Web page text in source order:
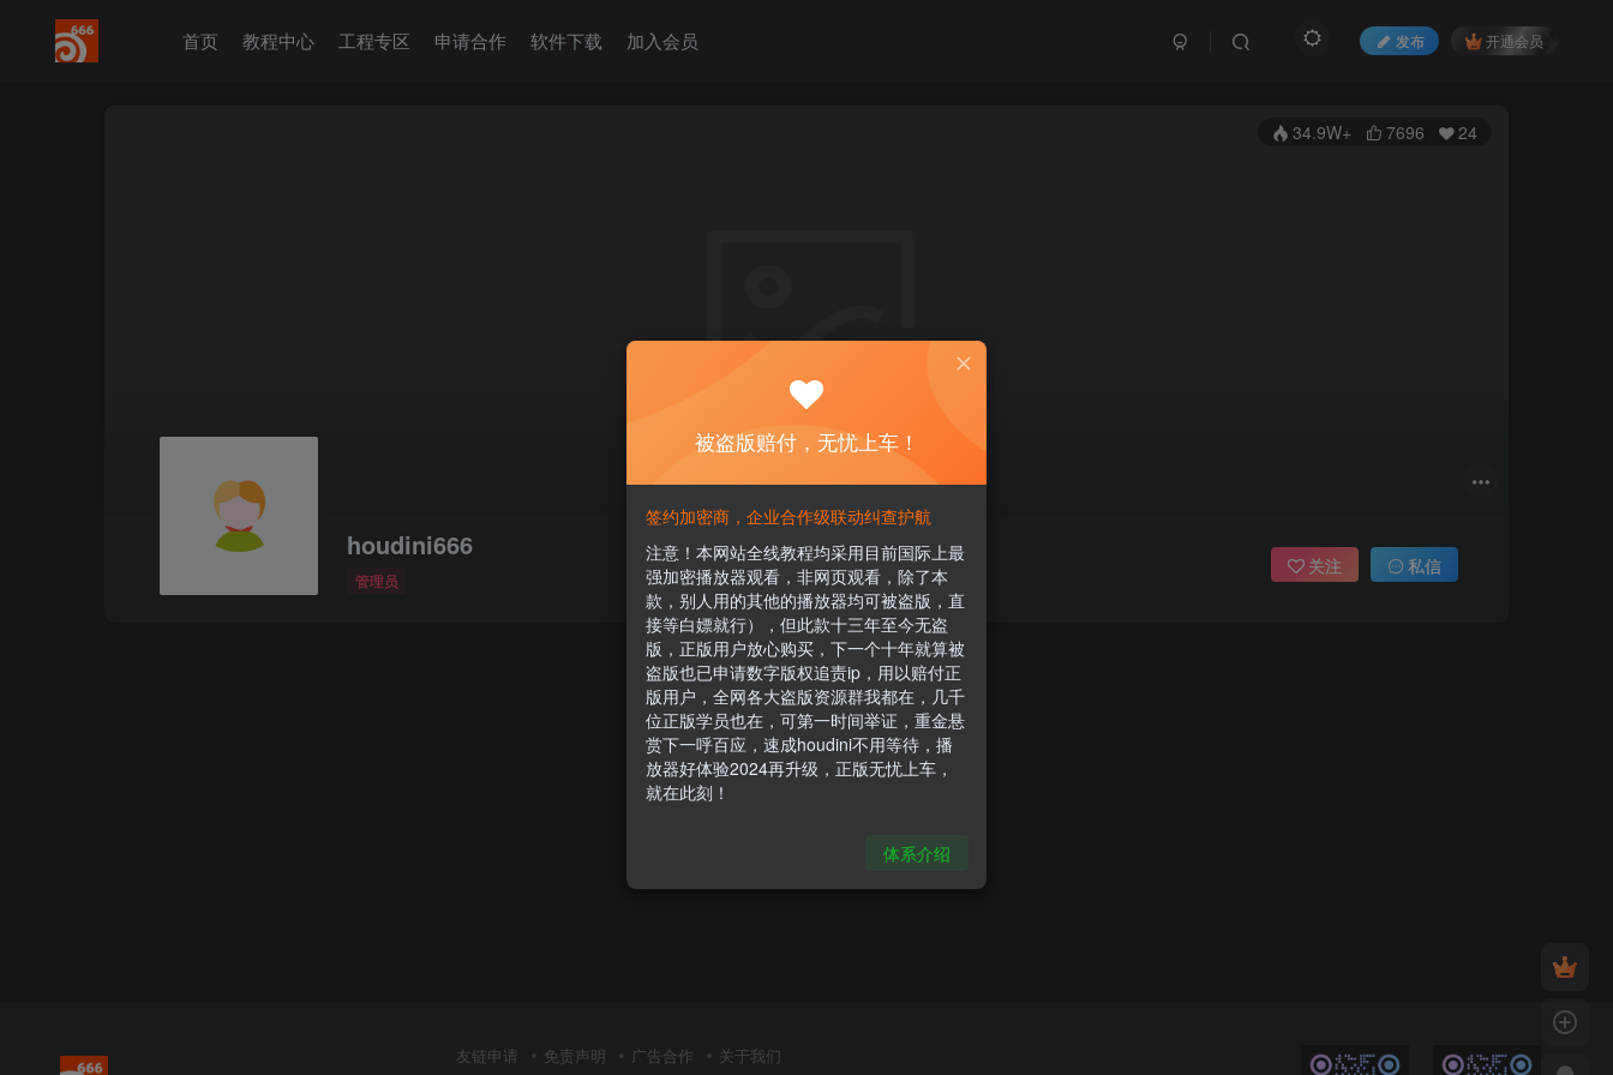
首页 教程中心 工程专区 申请合作 软件下载 加入会员 发布 开通会员
34.9W+ 7696 24
houdini666
管理员
关注 私信
友链申请 免责声明 广告合作 关于我们
被盗版赔付，无忧上车！
签约加密商，企业合作级联动纠查护航
注意！本网站全线教程均采用目前国际上最
强加密播放器观看，非网页观看，除了本
款，别人用的其他的播放器均可被盗版，直
接等白嫖就行），但此款十三年至今无盗
版，正版用户放心购买，下一个十年就算被
盗版也已申请数字版权追责ip，用以赔付正
版用户，全网各大盗版资源群我都在，几千
位正版学员也在，可第一时间举证，重金悬
赏下一呼百应，速成houdini不用等待，播
放器好体验2024再升级，正版无忧上车，
就在此刻！
体系介绍